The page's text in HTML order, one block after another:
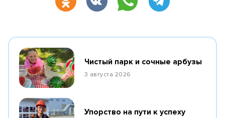
Чистый парк и сочные арбузы
3 августа 2026
Упорство на пути к успеху